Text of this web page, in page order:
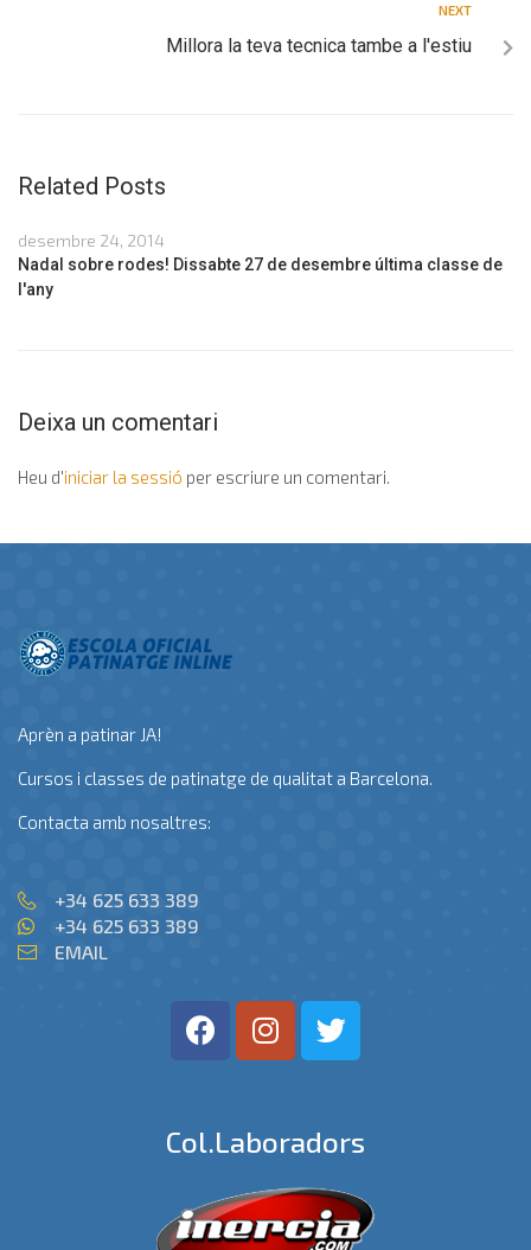
NEXT
Millora la teva tecnica tambe a l'estiu
Related Posts
desembre 24, 2014
Nadal sobre rodes! Dissabte 27 de desembre última classe de
l'any
Deixa un comentari
Heu d'iniciar la sessió per escriure un comentari.
Aprèn a patinar JA!
Cursos i classes de patinatge de qualitat a Barcelona.
Contacta amb nosaltres:
+34 625 633 389
+34 625 633 389
EMAIL
Col.laboradors